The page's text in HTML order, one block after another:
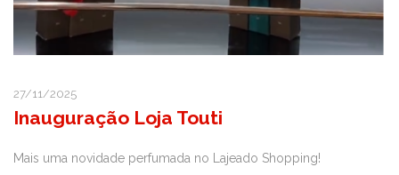
27/11/2025
Inauguração Loja Touti
Mais uma novidade perfumada no Lajeado Shopping!